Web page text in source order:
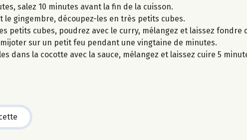
salez 10 minutes avant la fin de la cuisson.
le gingembre, découpez-les en très petits cubes.
petits cubes, poudrez avec le curry, mélangez et laissez fondre
mijoter sur un petit feu pendant une vingtaine de minutes.
dans la cocotte avec la sauce, mélangez et laissez cuire 5